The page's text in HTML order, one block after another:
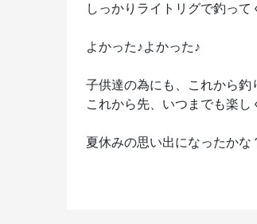
しっかりライトリグで釣っ
よかった♪よかった♪
子供達の為にも、これから釣
これから先、いつまでも楽し
夏休みの思い出になったかな